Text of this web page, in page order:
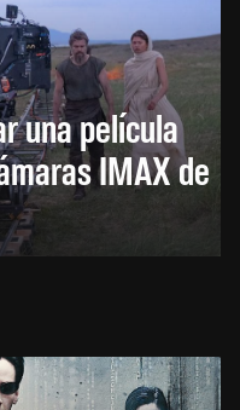
una película
IMAX de